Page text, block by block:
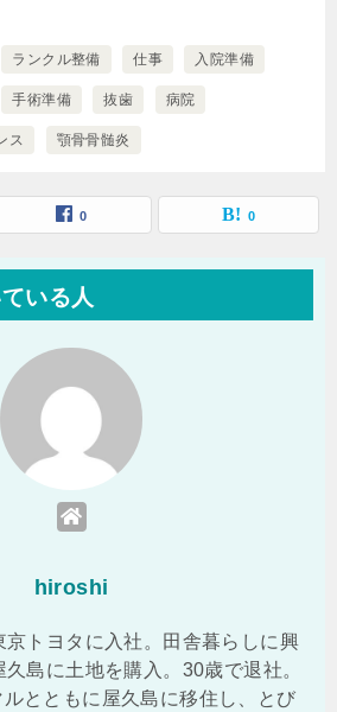
ランクル整備 仕事 入院準備
手術準備 抜歯 病院
ス 顎骨骨髄炎
0 0
いる人
hiroshi
京トヨタに入社。田舎暮らしに興
島に土地を購入。30歳で退社。
とともに屋久島に移住し、とび